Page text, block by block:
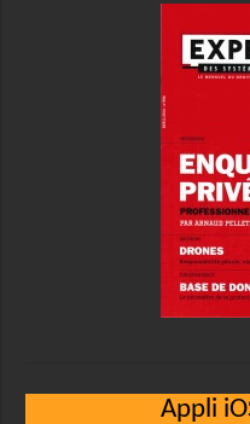
Appli